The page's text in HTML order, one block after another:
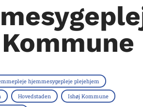
hjemmesygepleje plejehjem
Hovedstaden Ishøj Kommune